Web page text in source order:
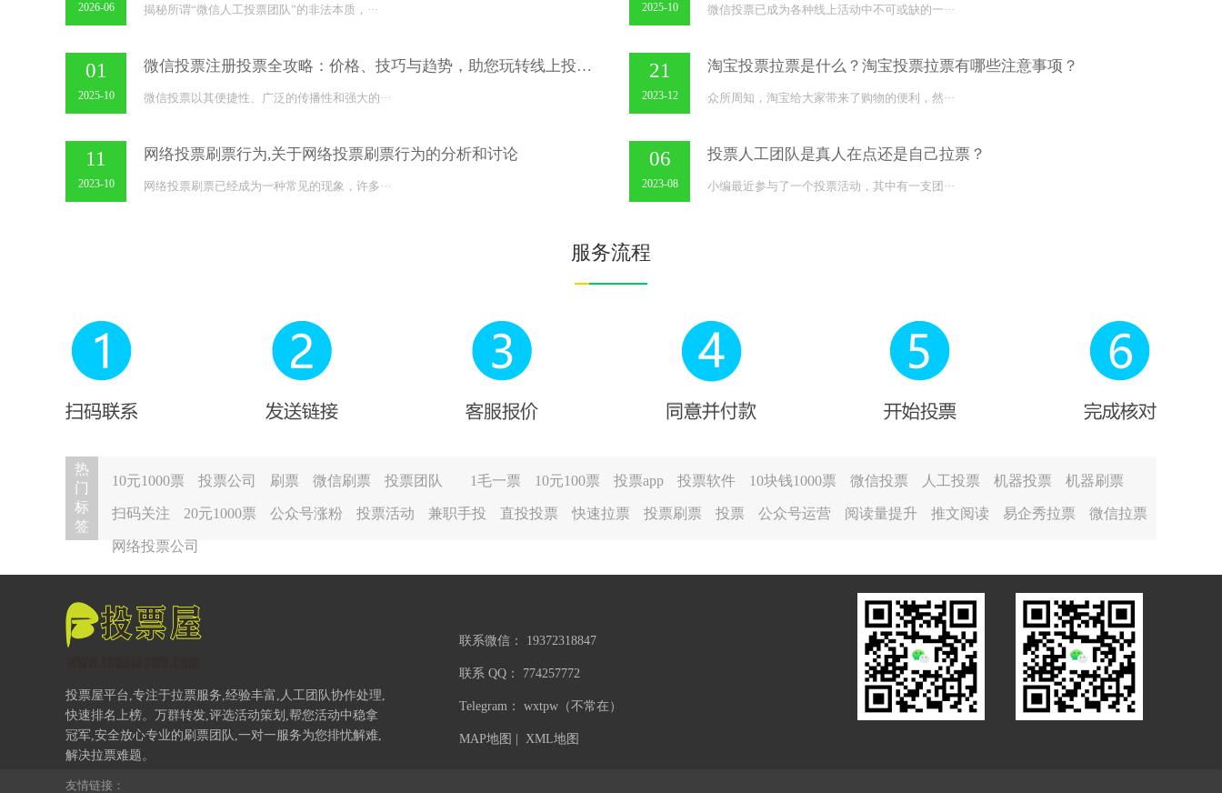
2026-06 揭秘所谓“微信人工投票团队”的非法本质，··· 2025-10 微信投票已成为各种线上活动中不可或缺的一···
01
2025-10
微信投票注册投票全攻略：价格、技巧与趋势，助您玩转线上投票！
微信投票以其便捷性、广泛的传播性和强大的···
21
2023-12
淘宝投票拉票是什么？淘宝投票拉票有哪些注意事项？
众所周知，淘宝给大家带来了购物的便利，然···
11
2023-10
网络投票刷票行为,关于网络投票刷票行为的分析和讨论
网络投票刷票已经成为一种常见的现象，许多···
06
2023-08
投票人工团队是真人在点还是自己拉票？
小编最近参与了一个投票活动，其中有一支团···
服务流程
热
门
标
签
10元1000票 投票公司 刷票 微信刷票 投票团队 1毛一票 10元100票 投票app 投票软件 10块钱1000票 微信投票 人工投票 机器投票 机器刷票
扫码关注 20元1000票 公众号涨粉 投票活动 兼职手投 直投投票 快速拉票 投票刷票 投票 公众号运营 阅读量提升 推文阅读 易企秀拉票 微信拉票
网络投票公司
投票屋平台,专注于拉票服务,经验丰富,人工团队协作处理,
快速排名上榜。万群转发,评选活动策划,帮您活动中稳拿
冠军,安全放心专业的刷票团队,一对一服务为您排忧解难,
解决拉票难题。
联系微信： 19372318847
联系 QQ： 774257772
Telegram： wxtpw（不常在）
MAP地图 XML地图
友情链接：